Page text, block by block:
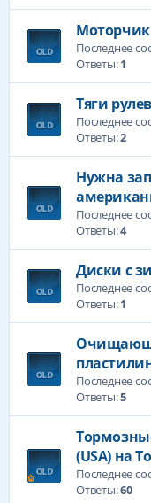
Последнее
Ответы:1
Тяги
Последнее
Ответы:2
Нужна
Последнее
Ответы:4
Диски с
Последнее
Ответы:1
Последнее
Ответы:5
(USA) на
Последнее
Ответы:60